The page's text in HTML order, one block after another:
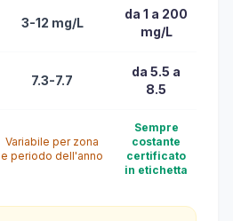
3-12 mg/L
da 1 a 200
mg/L
7.3-7.7
da 5.5 a
8.5
Variabile per zona
e periodo dell'anno
Sempre
costante
certificato
in etichetta